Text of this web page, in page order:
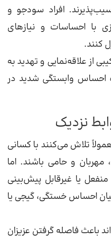
افراد سودجو و
با احساسات و نیازهای
کنند.
از علاقه‌نمایی و تهدید به
احساس وابستگی شدید در
تلاش می‌کنند با کسانی
و حامی باشند. اما
منفعل یا غیرقابل پیش‌بینی
احساس خستگی، گیجی یا
باعث فاصله گرفتن عزیزان